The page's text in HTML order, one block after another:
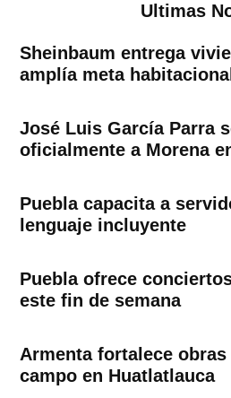
Ultimas
Sheinbaum entrega
amplía meta
José Luis García Parra
oficialmente a Morena
Puebla capacita a
lenguaje incluyente
Puebla ofrece
este fin de semana
Armenta fortalece
campo en Huatlatlauca